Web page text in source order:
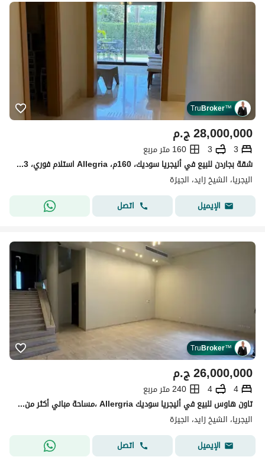
TruBroker™
ج.م28,000,000
3
3
160 متر مربع
شقة بجاردن للبيع في أليجريا سوديك، 160م، Allegria استلام فوري، 3 غرف نوم، مفروشة بالكامل، تشمل التكييفات والأجهزة الكهربائية، جاهزة للسكن.
اليجريا، الشيخ زايد، الجيزة
الإيميل
اتصل
TruBroker™
ج.م26,000,000
4
4
240 متر مربع
تاون هاوس للبيع في أليجريا سوديك Allergria ،مساحة مباني أكثر من 300م استلام فوري، متشطب بالكامل، 4 غرف نوم، فرصة مميزة للسكن الراقي.
اليجريا، الشيخ زايد، الجيزة
الإيميل
اتصل